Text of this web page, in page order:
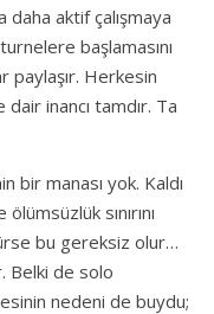
daha aktif çalışmaya
başlamasını
Herkesin
inancı tamdır. Ta
bir manası yok. Kaldı
sınırını
bu gereksiz olur…
Belki de solo
nedeni de buydu;